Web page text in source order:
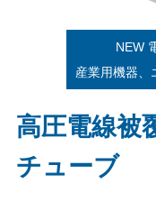
NEW
産業用機器、
高圧電線被
チューブ